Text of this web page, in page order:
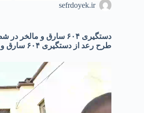
sefrdoyek.ir
دستگیری ۶۰۴ سارق و مالخر در شصتمین مرحله طرح رعد
طرح رعد از دستگیری ۶۰۴ سارق و مالخر خبر داد.